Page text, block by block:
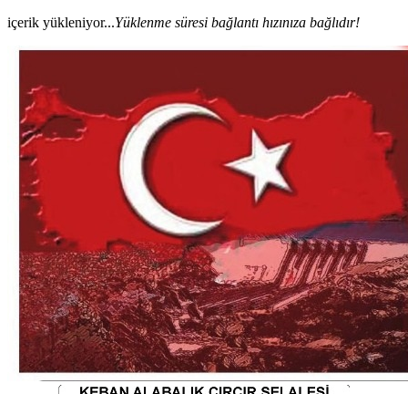
içerik yükleniyor...Yüklenme süresi bağlantı hızınıza bağlıdır!